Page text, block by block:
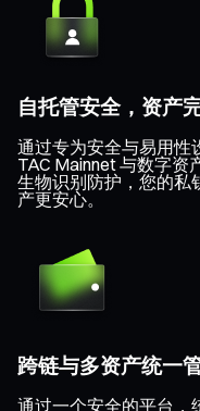
自托管安全，资产
通过专为安全与易用性
TAC Mainnet 与数字资
生物识别防护，您的私
产更安心。
跨链与多资产统一
通过一个安全的平台，